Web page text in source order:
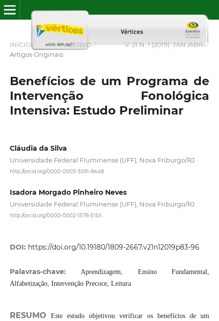
INÍCIO / ACERVO / V. 21 N. 1 (2019): JAN./ABR. /
Artigos Originais
Benefícios de um Programa de
Intervenção Fonológica
Intensiva: Estudo Preliminar
Cláudia da Silva
Universidade Federal Fluminense (UFF), Nova Friburgo/RJ
http://orcid.org/0000-0003-3091-8448
Isadora Morgado Pinheiro Neves
Universidade Federal Fluminense (UFF), Nova Friburgo/RJ
http://orcid.org/0000-0002-1578-515X
DOI: https://doi.org/10.19180/1809-2667.v21n12019p83-96
Palavras-chave:Aprendizagem, Ensino Fundamental,
Alfabetização, Intervenção Precoce, Leitura
RESUMO Este estudo objetivou verificar os benefícios de um